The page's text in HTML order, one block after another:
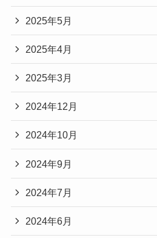
2025年5月
2025年4月
2025年3月
2024年12月
2024年10月
2024年9月
2024年7月
2024年6月